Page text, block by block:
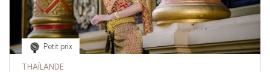
Petit prix
THAÏLANDE